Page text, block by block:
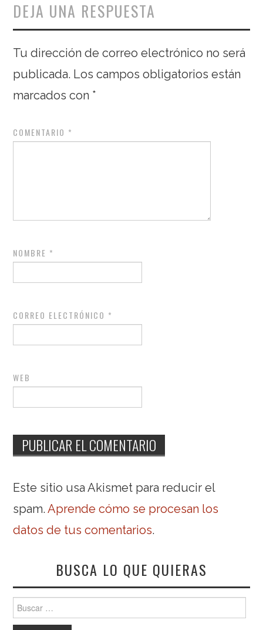
DEJA UNA RESPUESTA
Tu dirección de correo electrónico no será
publicada. Los campos obligatorios están
marcados con *
COMENTARIO *
NOMBRE *
CORREO ELECTRÓNICO *
WEB
Este sitio usa Akismet para reducir el
spam.Aprende cómo se procesan los
datos de tus comentarios.
BUSCA LO QUE QUIERAS
Buscar: